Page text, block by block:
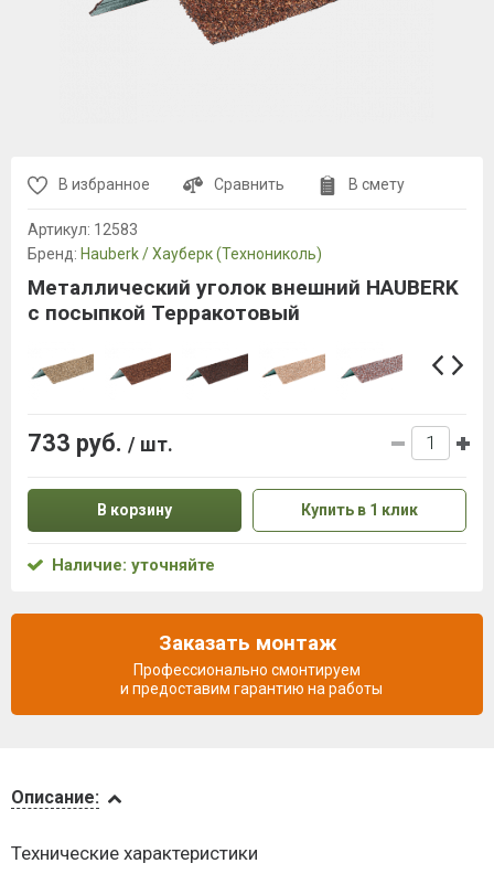
Описание:
Технические характеристики
В избранное Сравнить В смету
Артикул: 12583
Бренд: Hauberk / Хауберк (Технониколь)
Металлический уголок внешний HAUBERK
с посыпкой Терракотовый
733 руб. / шт.
В корзину Купить в 1 клик
Наличие: уточняйте
Заказать монтаж
Профессионально смонтируем
и предоставим гарантию на работы